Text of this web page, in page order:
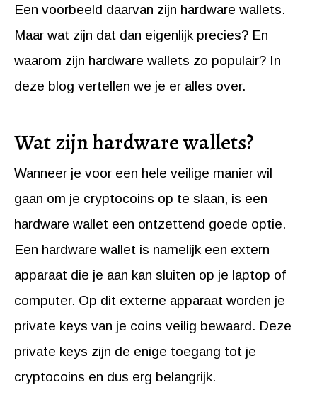
Een voorbeeld daarvan zijn hardware wallets.
Maar wat zijn dat dan eigenlijk precies? En
waarom zijn hardware wallets zo populair? In
deze blog vertellen we je er alles over.
Wat zijn hardware wallets?
Wanneer je voor een hele veilige manier wil
gaan om je cryptocoins op te slaan, is een
hardware wallet een ontzettend goede optie.
Een hardware wallet is namelijk een extern
apparaat die je aan kan sluiten op je laptop of
computer. Op dit externe apparaat worden je
private keys van je coins veilig bewaard. Deze
private keys zijn de enige toegang tot je
cryptocoins en dus erg belangrijk.